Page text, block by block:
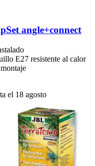
angle+connect
E27 resistente al calor
el 18 agosto